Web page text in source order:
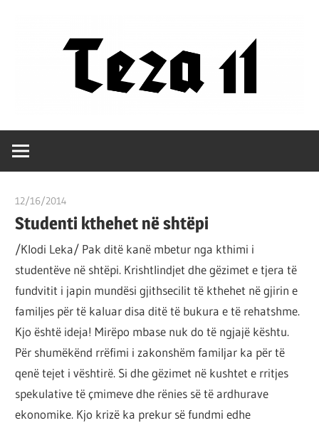
Teza
11
vetëm
shpjeguar
në
mënyra
të
ndryshme
botën,
por
çështja
është
që
ta
12/16/2014
Studenti kthehet në shtëpi
/Klodi Leka/ Pak ditë kanë mbetur nga kthimi i
studentëve në shtëpi. Krishtlindjet dhe gëzimet e tjera të
fundvitit i japin mundësi gjithsecilit të kthehet në gjirin e
familjes për të kaluar disa ditë të bukura e të rehatshme.
Kjo është ideja! Mirëpo mbase nuk do të ngjajë kështu.
Për shumëkënd rrëfimi i zakonshëm familjar ka për të
qenë tejet i vështirë. Si dhe gëzimet në kushtet e rritjes
spekulative të çmimeve dhe rënies së të ardhurave
ekonomike. Kjo krizë ka prekur së fundmi edhe